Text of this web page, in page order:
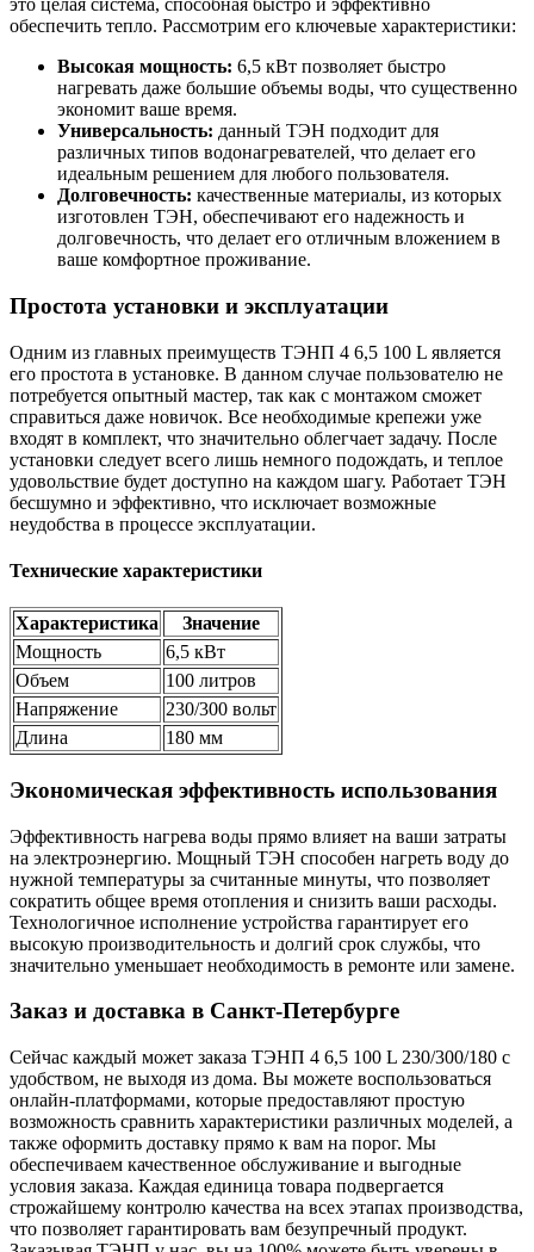
это целая система, способная быстро и эффективно
обеспечить тепло. Рассмотрим его ключевые характеристики:
Высокая мощность: 6,5 кВт позволяет быстро
нагревать даже большие объемы воды, что существенно
экономит ваше время.
Универсальность: данный ТЭН подходит для
различных типов водонагревателей, что делает его
идеальным решением для любого пользователя.
Долговечность: качественные материалы, из которых
изготовлен ТЭН, обеспечивают его надежность и
долговечность, что делает его отличным вложением в
ваше комфортное проживание.
Простота установки и эксплуатации
Одним из главных преимуществ ТЭНП 4 6,5 100 L является
его простота в установке. В данном случае пользователю не
потребуется опытный мастер, так как с монтажом сможет
справиться даже новичок. Все необходимые крепежи уже
входят в комплект, что значительно облегчает задачу. После
установки следует всего лишь немного подождать, и теплое
удовольствие будет доступно на каждом шагу. Работает ТЭН
бесшумно и эффективно, что исключает возможные
неудобства в процессе эксплуатации.
Технические характеристики
Характеристика
Значение
Мощность
6,5 кВт
Объем
100 литров
Напряжение
230/300 вольт
Длина
180 мм
Экономическая эффективность использования
Эффективность нагрева воды прямо влияет на ваши затраты
на электроэнергию. Мощный ТЭН способен нагреть воду до
нужной температуры за считанные минуты, что позволяет
сократить общее время отопления и снизить ваши расходы.
Технологичное исполнение устройства гарантирует его
высокую производительность и долгий срок службы, что
значительно уменьшает необходимость в ремонте или замене.
Заказ и доставка в Санкт-Петербурге
Сейчас каждый может заказа ТЭНП 4 6,5 100 L 230/300/180 с
удобством, не выходя из дома. Вы можете воспользоваться
онлайн-платформами, которые предоставляют простую
возможность сравнить характеристики различных моделей, а
также оформить доставку прямо к вам на порог. Мы
обеспечиваем качественное обслуживание и выгодные
условия заказа. Каждая единица товара подвергается
строжайшему контролю качества на всех этапах производства,
что позволяет гарантировать вам безупречный продукт.